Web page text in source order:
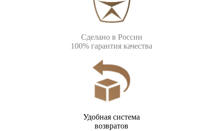
Сделано в России
100% гарантия качества
Удобная система
возвратов